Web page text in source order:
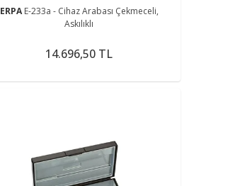
ERPAE-233a - Cihaz Arabası Çekmeceli,
Askılıklı
14.696,50 TL